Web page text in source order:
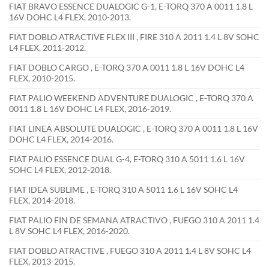
FIAT BRAVO ESSENCE DUALOGIC G-1, E-TORQ 370 A 0011 1.8 L
16V DOHC L4 FLEX, 2010-2013.
FIAT DOBLO ATRACTIVE FLEX III , FIRE 310 A 2011 1.4 L 8V SOHC
L4 FLEX, 2011-2012.
FIAT DOBLO CARGO , E-TORQ 370 A 0011 1.8 L 16V DOHC L4
FLEX, 2010-2015.
FIAT PALIO WEEKEND ADVENTURE DUALOGIC , E-TORQ 370 A
0011 1.8 L 16V DOHC L4 FLEX, 2016-2019.
FIAT LINEA ABSOLUTE DUALOGIC , E-TORQ 370 A 0011 1.8 L 16V
DOHC L4 FLEX, 2014-2016.
FIAT PALIO ESSENCE DUAL G-4, E-TORQ 310 A 5011 1.6 L 16V
SOHC L4 FLEX, 2012-2018.
FIAT IDEA SUBLIME , E-TORQ 310 A 5011 1.6 L 16V SOHC L4
FLEX, 2014-2018.
FIAT PALIO FIN DE SEMANA ATRACTIVO , FUEGO 310 A 2011 1.4
L 8V SOHC L4 FLEX, 2016-2020.
FIAT DOBLO ATRACTIVE , FUEGO 310 A 2011 1.4 L 8V SOHC L4
FLEX, 2013-2015.